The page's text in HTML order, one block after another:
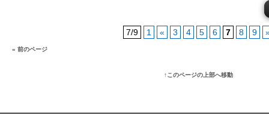
7/9 1 « 3 4 5 6 7 8 9
« 前のページ
↑このページの上部へ移動